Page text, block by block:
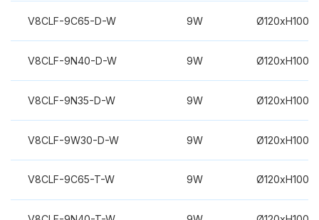
V8CLF-9C65-D-W 9W
V8CLF-9N40-D-W 9W
V8CLF-9N35-D-W 9W
V8CLF-9W30-D-W 9W
V8CLF-9C65-T-W 9W